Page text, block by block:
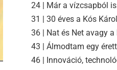
24 | Már a vízcsapból
31 | 30 éves a Kós
36 | Nat és Net avagy
43 | Álmodtam egy
46 | Innováció,